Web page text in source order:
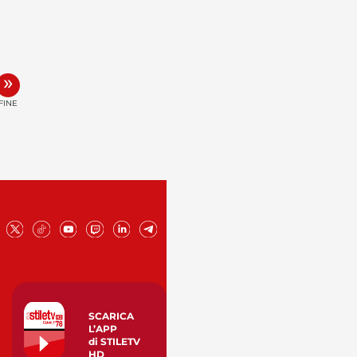
»
SCARICA
L’APP
di STILETV
HD